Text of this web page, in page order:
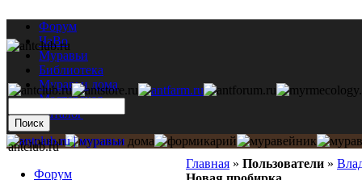
Форум
ЧаВо
Муравьи
Библиотека
Муравьи дома
Мастерская
Каталог
Главная » Пользователи »
antclub.ru
Форум